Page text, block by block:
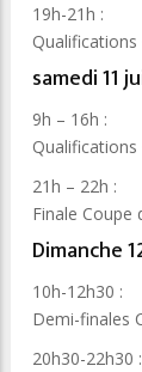
19h-21h :
samedi 11
9h – 16h :
21h – 22h :
Finale Coupe
Dimanche
10h-12h30 :
Demi-finales
20h30-22h30 :